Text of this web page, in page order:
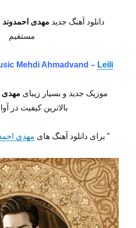
دانلود آهنگ جدید مهدی احمدوند
مستقیم
Mehdi Ahmadvand – Leili
موزیک جدید و بسیار زیبای مهدی
بالاترین کیفیت در
” برای دانلود آهنگ های مهدی